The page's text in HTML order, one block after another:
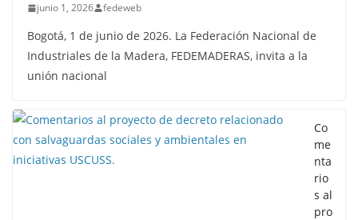
junio 1, 2026 fedeweb
Bogotá, 1 de junio de 2026. La Federación Nacional de
Industriales de la Madera, FEDEMADERAS, invita a la
unión nacional
Co
me
nta
rio
s al
pro